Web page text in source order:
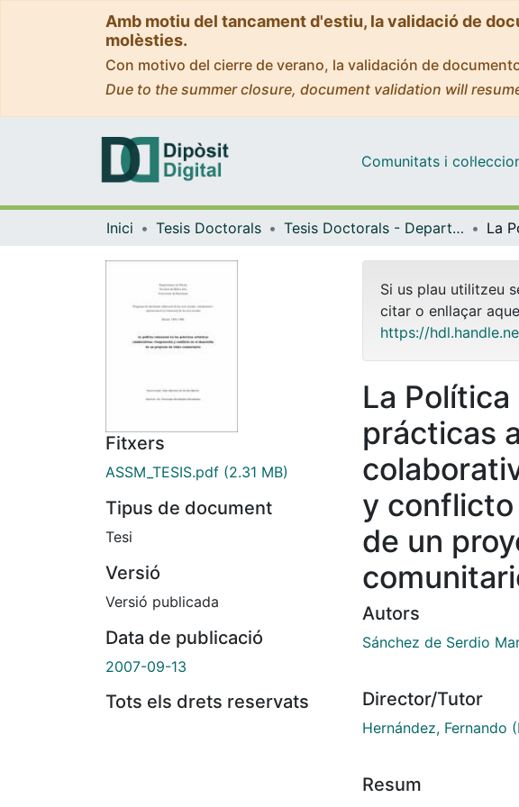
Amb motiu del tancament d'estiu, la validació de
molèsties.
Con motivo del cierre de verano, la validación de
Due to the summer closure, document validation will
Comunitats i
Inici Tesis Doctorals Tesis Doctorals - Departament - Dibuix
Fitxers
ASSM_TESIS.pdf (2.31 MB)
Tipus de document
Tesi
Versió
Versió publicada
Data de publicació
2007-09-13
Tots els drets reservats
Si us plau utilitzeu
citar o enllaçar
https://
La
prácticas
y conflicto
de un
Autors
Sánchez de Serdio
Director/Tutor
Hernández, Fernando
Resum